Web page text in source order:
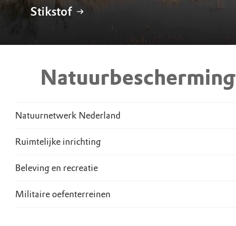
Stikstof
Natuurbescherming
Natuurnetwerk Nederland
Ruimtelijke inrichting
Beleving en recreatie
Militaire oefenterreinen